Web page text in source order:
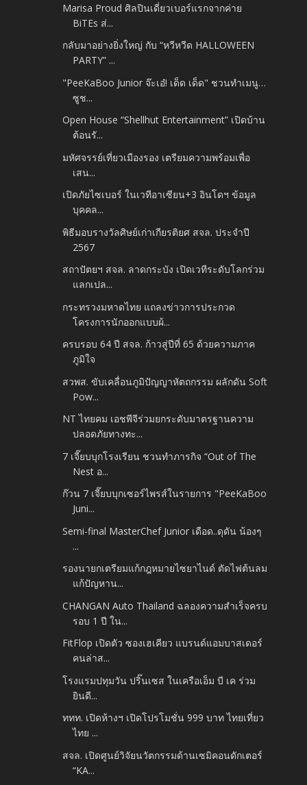
Marisa Proud ศิลปินเดี่ยวเบอร์แรกจากค่าย
BiTEs ส่...
กลับมาอย่างยิ่งใหญ่ กับ “หวีหวีด HALLOWEEN
PARTY” ...
"PeeKaBoo Junior จ๊ะเอ๋! เด็ด เด็ด" ชวนทำเมนู…
ซูช...
Open House “Shellhut Entertainment” เปิดบ้าน
ต้อนรั...
มหัศจรรย์เที่ยวเมืองรอง เตรียมความพร้อมเพื่อ
เสน...
เปิดภัยไซเบอร์ ในเวทีอาเซียน+3 อินโดฯ ข้อมูล
บุคคล...
พิธีมอบรางวัลศิษย์เก่าเกียรติยศ สจล. ประจำปี
2567
สถาปัตยฯ สจล. ลาดกระบัง เปิดเวทีระดับโลกร่วม
แลกเปล...
กระทรวงมหาดไทย แถลงข่าวการประกวด
โครงการนักออกแบบผ้...
ครบรอบ 64 ปี สจล. ก้าวสู่ปีที่ 65 ด้วยความภาค
ภูมิใจ
สวพส. ขับเคลื่อนภูมิปัญญาหัตถกรรม ผลักดัน Soft
Pow...
NT ไทยคม เอชพีจีร่วมยกระดับมาตรฐานความ
ปลอดภัยทางทะ...
7 เจี๊ยบบุกโรงเรียน ชวนทำภารกิจ “Out of The
Nest อ...
ก๊วน 7 เจี๊ยบบุกเซอร์ไพรส์ในรายการ "PeeKaBoo
Juni...
Semi-final MasterChef Junior เดือด..ดุดัน น้องๆ
...
รองนายกเตรียมแก้กฎหมายไซยาไนด์ ตัดไฟต้นลม
แก้ปัญหาน...
CHANGAN Auto Thailand ฉลองความสำเร็จครบ
รอบ 1 ปี ใน...
FitFlop เปิดตัว ซองเฮเคียว แบรนด์แอมบาสเดอร์
คนล่าส...
โรงแรมปทุมวัน ปริ๊นเซส ในเครือเอ็ม บี เค ร่วม
ยินดี...
ททท. เปิดห้างฯ เปิดโปรโมชั่น 999 บาท ไทยเที่ยว
ไทย ...
สจล. เปิดศูนย์วิจัยนวัตกรรมด้านเซมิคอนดักเตอร์
“KA...